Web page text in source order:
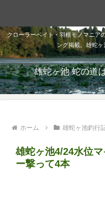
クローラーベイト・羽根モノマニア
ング掲載。雄蛇
雄蛇ヶ池 蛇の道
ホーム 雄蛇ヶ池釣行
雄蛇ヶ池4/24水位
ー撃って4本